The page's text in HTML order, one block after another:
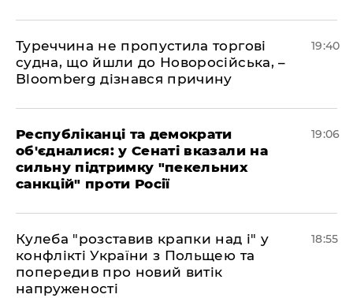
Туреччина не пропустила торгові
судна, що йшли до Новоросійська, –
Bloomberg дізнався причину
19:40
Республіканці та демократи
об'єдналися: у Сенаті вказали на
сильну підтримку "пекельних
санкцій" проти Росії
19:06
Кулеба "розставив крапки над і" у
конфлікті України з Польщею та
попередив про новий витік
напруженості
18:55